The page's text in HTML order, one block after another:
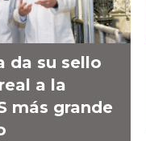
da su sello
a la
más grande